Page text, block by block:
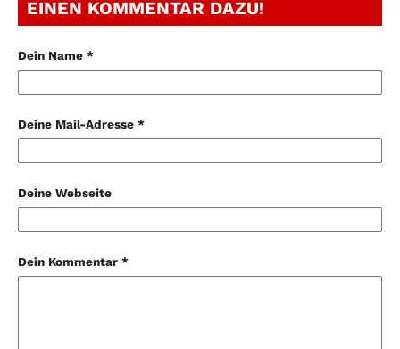
EINEN KOMMENTAR DAZU!
Dein Name *
Deine Mail-Adresse *
Deine Webseite
Dein Kommentar *